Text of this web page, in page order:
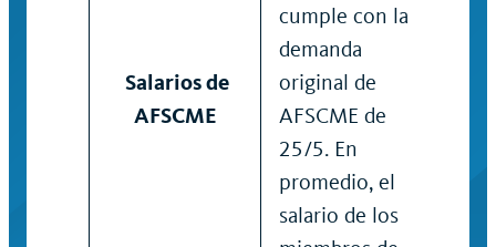
Salarios de
AFSCME
cumple con la
demanda
original de
AFSCME de
25/5. En
promedio, el
salario de los